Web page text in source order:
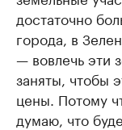
достаточно
города, в
— вовлечь эти
заняты, чтобы
цены. Потому
думаю, что